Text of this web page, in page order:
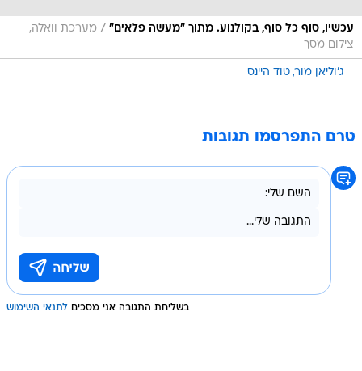
עכשיו, סוף כל סוף, בקולנוע. מתוך "מעשה פלאים" / מערכת וואלה,
צילום מסך
ג'וליאן מור טוד היינס
טרם התפרסמו תגובות
בשליחת התגובה אני מסכים לתנאי השימוש